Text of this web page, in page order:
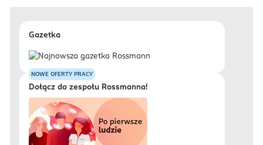
Gazetka
NOWE OFERTY PRACY
Dołącz do zespołu Rossmanna!